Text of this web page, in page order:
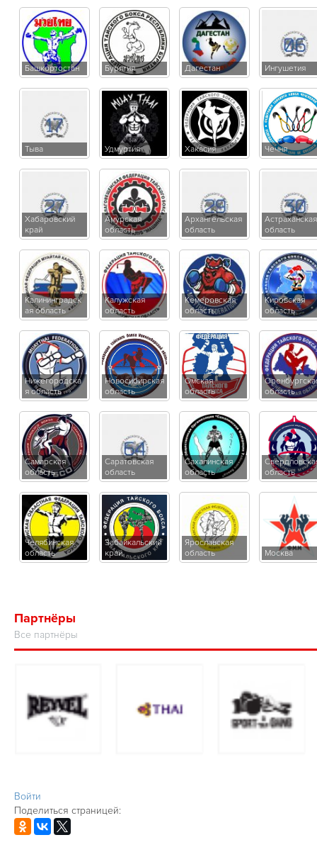
Башкортостан Бурятия Дагестан Ингушетия
Тыва Удмуртия Хакасия Чечня
Хабаровский
край
Амурская
область
Архангельская
область
Астраханская
область
Калининградск
ая область
Калужская
область
Кемеровская
область
Кировская
область
Нижегородска
я область
Новосибирская
область
Омская
область
область
Самарская
область
Саратовская
область
Сахалинская
область
область
Челябинская
область
Забайкальский
край
Ярославская
область
Москва
Партнёры
Все партнёры
Войти
Поделиться страницей: